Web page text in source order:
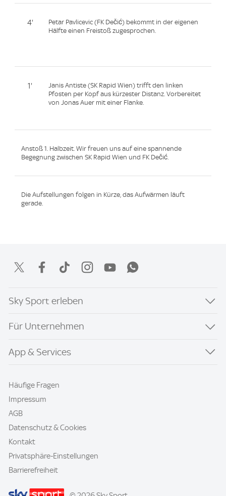
4'
Petar Pavlicevic (FK Dečić) bekommt in der eigenen
Hälfte einen Freistoß zugesprochen.
1'
Janis Antiste (SK Rapid Wien) trifft den linken
Pfosten per Kopf aus kürzester Distanz. Vorbereitet
von Jonas Auer mit einer Flanke.
Anstoß 1. Halbzeit. Wir freuen uns auf eine spannende
Begegnung zwischen SK Rapid Wien und FK Dečić.
Die Aufstellungen folgen in Kürze, das Aufwärmen läuft
gerade.
Sky Sport erleben
Für Unternehmen
App & Services
Häufige Fragen
Impressum
AGB
Datenschutz & Cookies
Kontakt
Privatsphäre-Einstellungen
Barrierefreiheit